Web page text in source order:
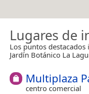
Lugares de
Los puntos
Jardín Botánico La
Multiplaza
centro comercial